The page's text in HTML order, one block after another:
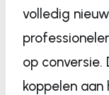
volledig
op
koppelen